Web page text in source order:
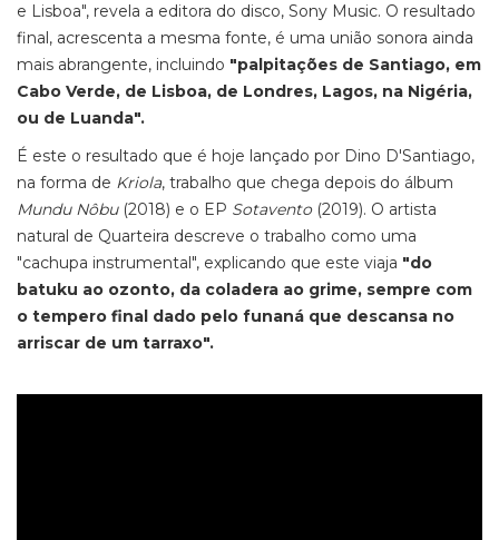
e Lisboa", revela a editora do disco, Sony Music. O resultado
final, acrescenta a mesma fonte, é uma união sonora ainda
mais abrangente, incluindo "palpitações de Santiago, em
Cabo Verde, de Lisboa, de Londres, Lagos, na Nigéria,
ou de Luanda".
É este o resultado que é hoje lançado por Dino D'Santiago,
na forma de Kriola, trabalho que chega depois do álbum
Mundu Nôbu(2018) e o EP Sotavento (2019). O artista
natural de Quarteira descreve o trabalho como uma
"cachupa instrumental", explicando que este viaja "do
batuku ao ozonto, da coladera ao grime, sempre com
o tempero final dado pelo funaná que descansa no
arriscar de um tarraxo".